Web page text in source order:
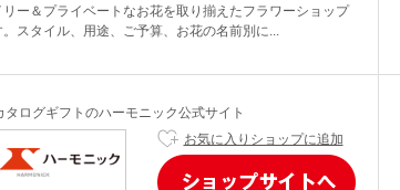
リー＆プライベートなお花を取り揃えたフラワーショップ
スタイル、用途、ご予算、お花の名前別に...
タログギフトのハーモニック公式サイト
お気に入りショップに追加